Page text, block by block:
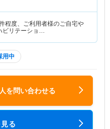
程度、ご利用者様のご自宅や
ビリテーショ…
用中
を問い合わせる
る